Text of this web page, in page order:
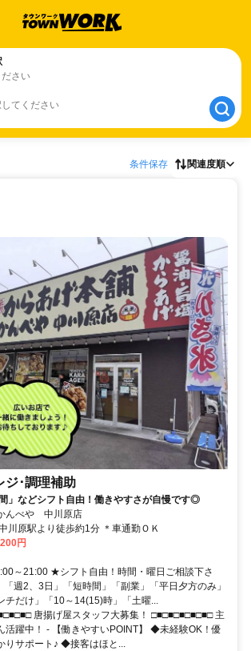
さい
てください
条件保存 関連度順
ジ･調理補助
」などシフト自由！働きやすさが自慢です◎
んべや 中川原店
川原駅より徒歩約1分 ＊車通勤ＯＫ
円
～21:00 ★シフト自由！時間・曜日ご相談下さ
「週2、3日」「短時間」「副業」「平日夕方のみ」
チだけ」「10～14(15)時」「土曜...
唐揚げ屋スタッフ大募集！ □■□■□■□■□■□ 主
活躍中！ - 【働きやすいPOINT】 ◆未経験OK！優
りサポート♪ ◆接客はほと...